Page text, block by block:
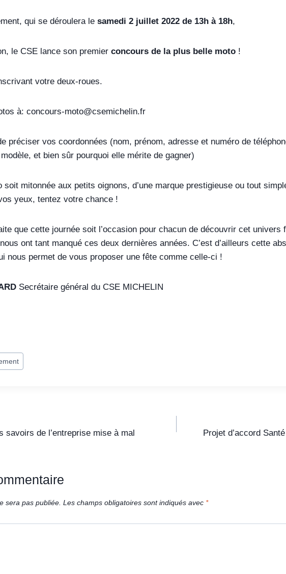
qui se déroulera le samedi 2 juillet 2022 de 13h à 18h,
le CSE lance son premier concours de la plus belle moto!
votre deux-roues.
à: concours-moto@csemichelin.fr
préciser vos coordonnées (nom, prénom, adresse et numéro de
et bien sûr pourquoi elle mérite de gagner)
soit mitonnée aux petits oignons, d’une marque prestigieuse ou tout
yeux, tentez votre chance !
que cette journée soit l’occasion pour chacun de découvrir cet
ont tant manqué ces deux dernières années. C’est d’ailleurs cette
nous permet de vous proposer une fête comme celle-ci !
Secrétaire général du CSE MICHELIN
savoirs de l’entreprise mise à mal Projet d’accord
sera pas publiée. Les champs obligatoires sont indiqués avec *